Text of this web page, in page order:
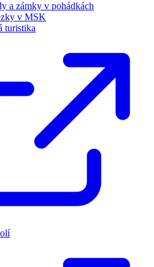
a zámky v pohádkách
v MSK
turistika